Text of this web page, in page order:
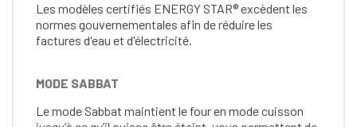
Les modèles certifiés ENERGY STAR® excèdent les
normes gouvernementales afin de réduire les
factures d'eau et d'électricité.
MODE SABBAT
Le mode Sabbat maintient le four en mode cuisson